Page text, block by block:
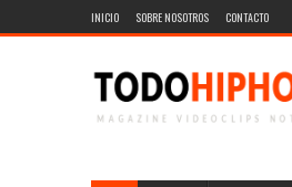
INICIO SOBRE NOSOTROS CONTACTO